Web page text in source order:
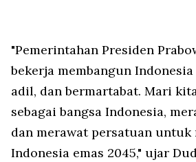
"Pemerintahan Presiden
bekerja membangun
adil, dan bermartabat. Mari
sebagai bangsa Indonesia,
dan merawat persatuan untuk
Indonesia emas 2045," ujar